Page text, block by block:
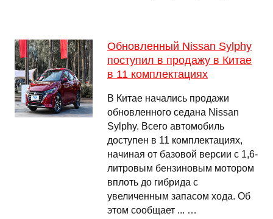
Обновленный Nissan Sylphy
поступил в продажу в Китае
в 11 комплектациях
В Китае начались продажи
обновленного седана Nissan
Sylphy. Всего автомобиль
доступен в 11 комплектациях,
начиная от базовой версии с 1,6-
литровым бензиновым мотором
вплоть до гибрида с
увеличенным запасом хода. Об
этом сообщает ... …